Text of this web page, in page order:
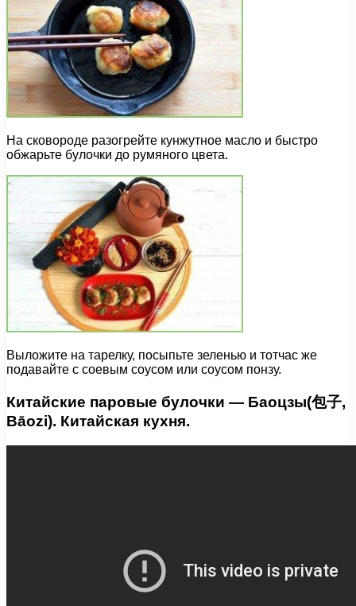
На сковороде разогрейте кунжутное масло и быстро
обжарьте булочки до румяного цвета.
Выложите на тарелку, посыпьте зеленью и тотчас же
подавайте с соевым соусом или соусом понзу.
Китайские паровые булочки — Баоцзы(包子,
Bāozi). Китайская кухня.